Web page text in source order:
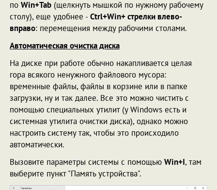
по Win+Tab (щелкнуть мышкой по нужному рабочему
столу), еще удобнее -Ctrl+Win+ стрелки влево-
вправо: перемещения между рабочими столами.
Автоматическая очистка диска
На диске при работе обычно накапливается целая
гора всякого ненужного файлового мусора:
временные файлы, файлы в корзине или в папке
загрузки, ну и так далее. Все это можно чистить с
помощью специальных утилит (у Windows есть и
системная утилита очистки диска), однако можно
настроить систему так, чтобы это происходило
автоматически.
Вызовите параметры системы с помощью Win+I, там
выберите пункт "Память устройства".